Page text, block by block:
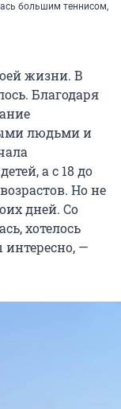
большим теннисом,
жизни. В
Благодаря
людьми и
а с 18 до
Но не
дней. Со
хотелось
интересно, —